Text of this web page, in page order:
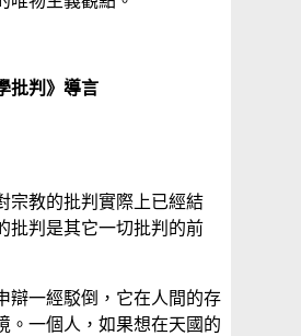
批判》導言
宗教的批判實際上已經結
批判是其它一切批判的前
辯一經駁倒，它在人間的存
。一個人，如果想在天國的